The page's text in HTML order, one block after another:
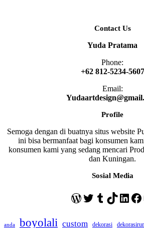
Contact Us
Yuda Pratama
Phone:
+62 812-5234-5607
Email:
Profile
Semoga dengan di buatnya situs website
ini bisa bermanfaat bagi konsumen
konsumen kami yang sedang mencari
dan Kuningan.
Sosial Media
WordPress
Twitter
Tumblr
TikTok
anda boyolali custom dekorasi